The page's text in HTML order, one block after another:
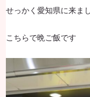
せっかく愛知県に来ま
こちらで晩ご飯です